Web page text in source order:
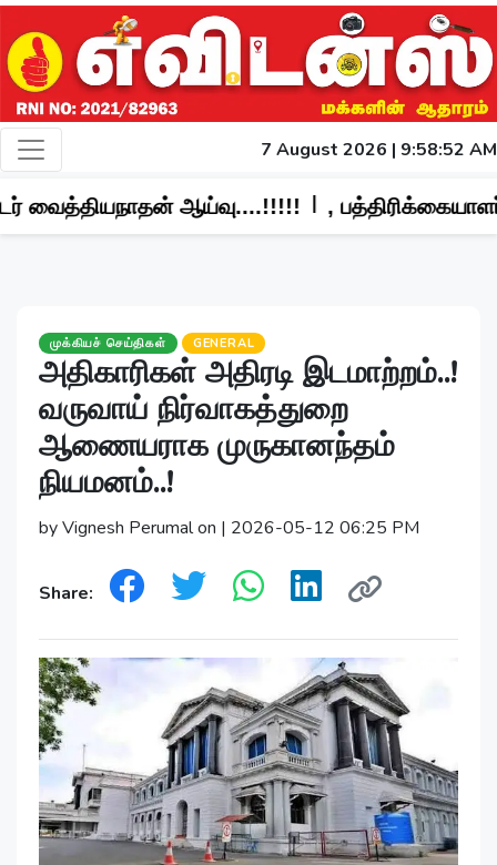
7 August 2026 | 9:58:54 AM
ஆய்வு....!!!!! | , பத்திரிக்கையாளர்கள் மீது
முக்கியச் செய்திகள் GENERAL
அதிகாரிகள் அதிரடி இடமாற்றம்..!
வருவாய் நிர்வாகத்துறை
ஆணையராக முருகானந்தம்
நியமனம்..!
by Vignesh Perumal on | 2026-05-12 06:25 PM
Share: